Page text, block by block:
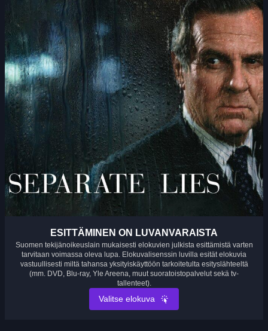
ESITTÄMINEN ON LUVANVARAISTA
Suomen tekijänoikeuslain mukaisesti elokuvien julkista esittämistä varten
tarvitaan voimassa oleva lupa. Elokuvalisenssin luvilla esität elokuvia
vastuullisesti miltä tahansa yksityiskäyttöön tarkoitetulta esityslähteeltä
(mm. DVD, Blu-ray, Yle Areena, muut suoratoistopalvelut sekä tv-
tallenteet).
Valitse elokuva